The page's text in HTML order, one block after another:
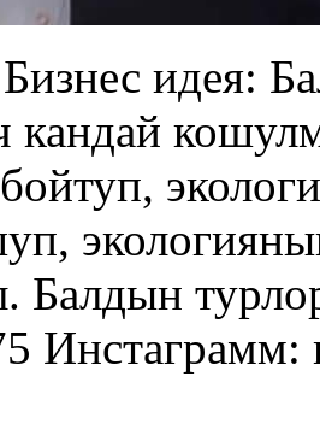
идея:
кандай
Балдын
Инстаграмм: